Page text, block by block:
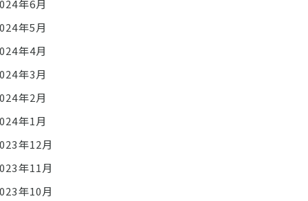
年6月
年5月
年4月
年3月
年2月
年1月
年12月
年11月
年10月